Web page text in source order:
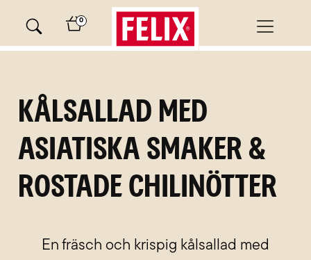
content
0
Kålsallad med
asiatiska smaker &
rostade chilinötter
En fräsch och krispig kålsallad med